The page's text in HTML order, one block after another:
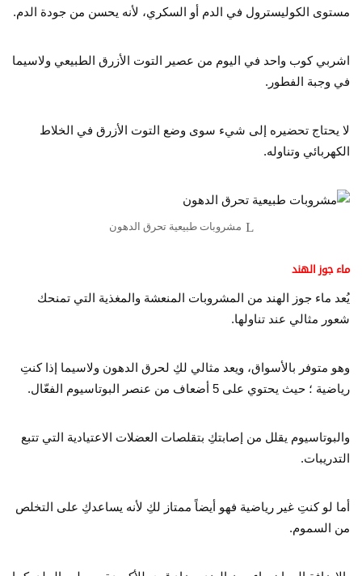
مستوى الكوليسترول في الدم أو السكري، لأنه يحسن من جودة الدم.
اشربي كوب واحد في اليوم من عصير التوت الأزرق الطبيعي ولاسيما
في وجبة الفطور.
لا يحتاج تحضيره إلى شيء سوى وضع التوت الأزرق في الخلاط
الكهربائي وتناوله.
مشروبات طبيعية تحرق الدهون
ماء جوز الهند
يُعد ماء جوز الهند من المشروبات المنعشة والمغذية التي تمنحك
شعور مثالي عند تناولها.
وهو متوفر بالأسواق، ويعد مثالي لكِ لحرق الدهون ولاسيما إذا كنتِ
رياضية ؛ حيث يحتوي على 5 أضعاف من عنصر البوتاسيوم الفعّال.
والبوتاسيوم يقلل من إصابتكِ بتقلصات العضلات الاعتيادية التي تتبع
التدريبات.
أما لو كنتِ غير رياضية فهو أيضاً ممتاز لكِ لأنه يساعدكِ على التخلص
من السموم.